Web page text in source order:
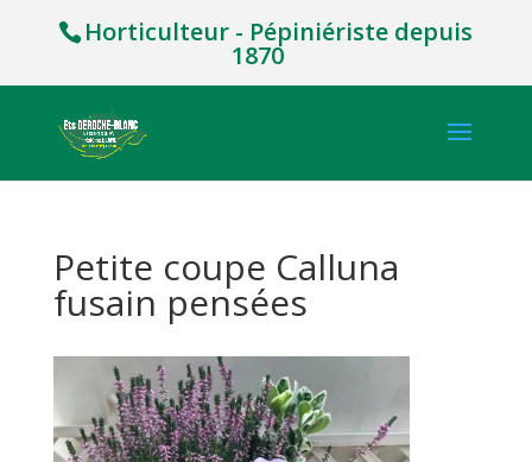
Horticulteur - Pépiniériste depuis
1870
Petite coupe Calluna
fusain pensées